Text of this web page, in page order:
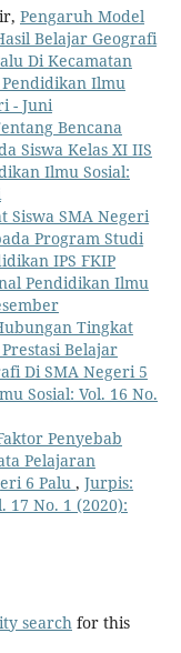
Pengaruh Model
Belajar Geografi
Di Kecamatan
Ilmu
- Juni
Bencana
Siswa Kelas XI IIS
Ilmu Sosial:
Siswa SMA Negeri
Program Studi
IPS FKIP
Pendidikan Ilmu
Tingkat
Belajar
Di SMA Negeri 5
Sosial: Vol. 16 No.
Penyebab
Pelajaran
6 Palu , Jurpis:
17 No. 1 (2020):
search for this